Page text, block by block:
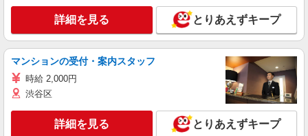
詳細を見る とりあえずキープ
マンションの受付・案内スタッフ
時給 2,000円
渋谷区
詳細を見る とりあえずキープ